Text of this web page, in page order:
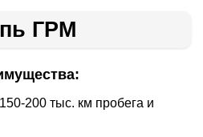
ГРМ
200 тыс. км пробега и